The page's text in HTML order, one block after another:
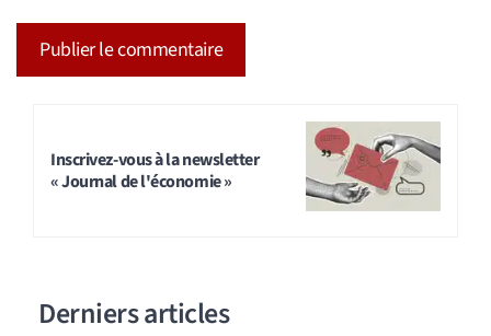
Inscrivez-vous à la newsletter
« Journal de l'économie »
Derniers articles